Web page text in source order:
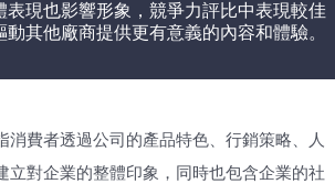
表現也影響形象，競爭力評比中表現較佳
動其他廠商提供更有意義的內容和體驗。
消費者透過公司的產品特色、行銷策略、人
立對企業的整體印象，同時也包含企業的社